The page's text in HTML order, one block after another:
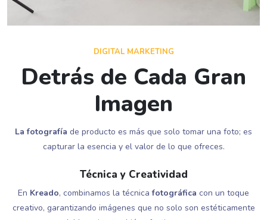
DIGITAL MARKETING
Detrás de Cada Gran
Imagen
La fotografía de producto es más que solo tomar una foto; es
capturar la esencia y el valor de lo que ofreces.
Técnica y Creatividad
En Kreado, combinamos la técnicafotográfica con un toque
creativo, garantizando imágenes que no solo son estéticamente